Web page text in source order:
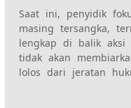
Saat ini, penyidik
masing tersangka,
lengkap di balik aksi
tidak akan
lolos dari jeratan